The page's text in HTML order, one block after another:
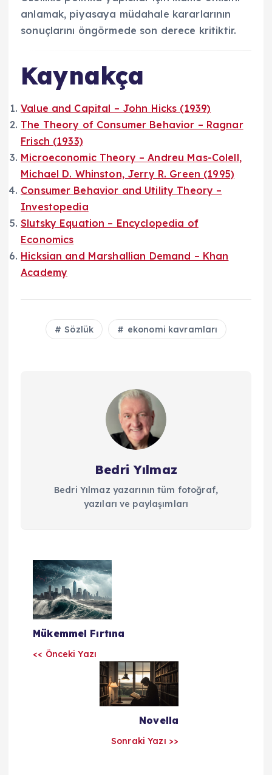
anlamak, piyasaya müdahale kararlarının
sonuçlarını öngörmede son derece kritiktir.
Kaynakça
Value and Capital – John Hicks (1939)
The Theory of Consumer Behavior – Ragnar
Frisch (1933)
Microeconomic Theory – Andreu Mas-Colell,
Michael D. Whinston, Jerry R. Green (1995)
Consumer Behavior and Utility Theory –
Investopedia
Slutsky Equation – Encyclopedia of
Economics
Hicksian and Marshallian Demand – Khan
Academy
Sözlük ekonomi kavramları
Bedri Yılmaz
Bedri Yılmaz yazarının tüm fotoğraf,
yazıları ve paylaşımları
Y
a
zMükemmel Fırtına
<< Önceki Yazı
Novella
Sonraki Yazı >>